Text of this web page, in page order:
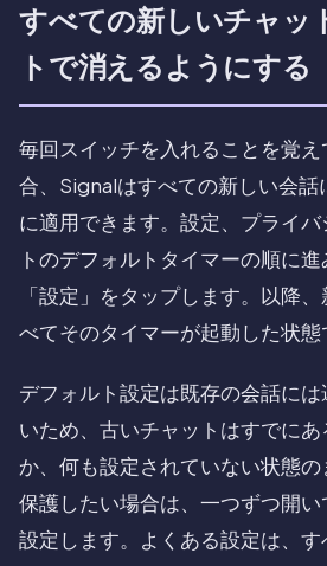
すべての新しいチャッ
トで消えるようにする
毎回スイッチを入れることを覚
合、Signalはすべての新しい会話
に適用できます。設定、プライ
トのデフォルトタイマーの順に
「設定」をタップします。以降
べてそのタイマーが起動した状態
デフォルト設定は既存の会話に
いため、古いチャットはすでに
か、何も設定されていない状態
保護したい場合は、一つずつ開
設定します。よくある設定は、す